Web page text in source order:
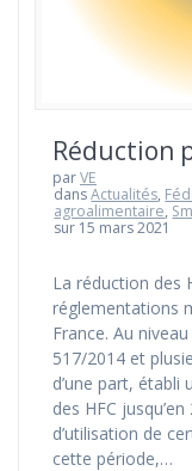
Réduction
parVE
dansActualités,
agroalimentaire,
sur 15 mars 2021
La réduction des
réglementations
France. Au
517/2014 et
d’une part, établi
des HFC
d’utilisation de
cette période,…